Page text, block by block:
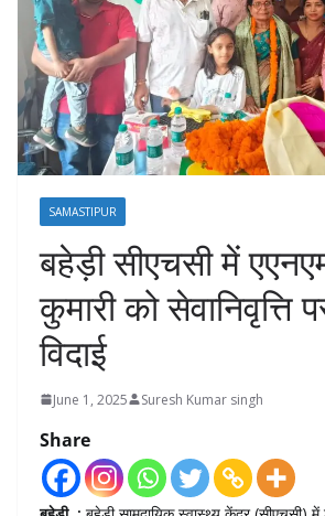
SAMASTIPUR
बहेड़ी सीएचसी में
कुमारी को सेवानिवृत्ति
विदाई
June 1, 2025 Suresh Kumar singh
Share